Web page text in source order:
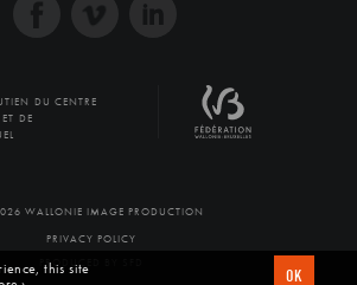
DU CENTRE
DE
WALLONIE IMAGE PRODUCTION
PRIVACY POLICY
PRODUCED BY SFD
this site
OK